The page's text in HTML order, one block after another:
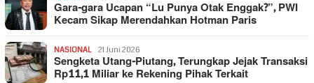
Gara-gara Ucapan “Lu Punya Otak Enggak?”, PWI
Kecam Sikap Merendahkan Hotman Paris
NASIONAL 21 Juni 2026
Sengketa Utang-Piutang, Terungkap Jejak Transaksi
Rp11,1 Miliar ke Rekening Pihak Terkait